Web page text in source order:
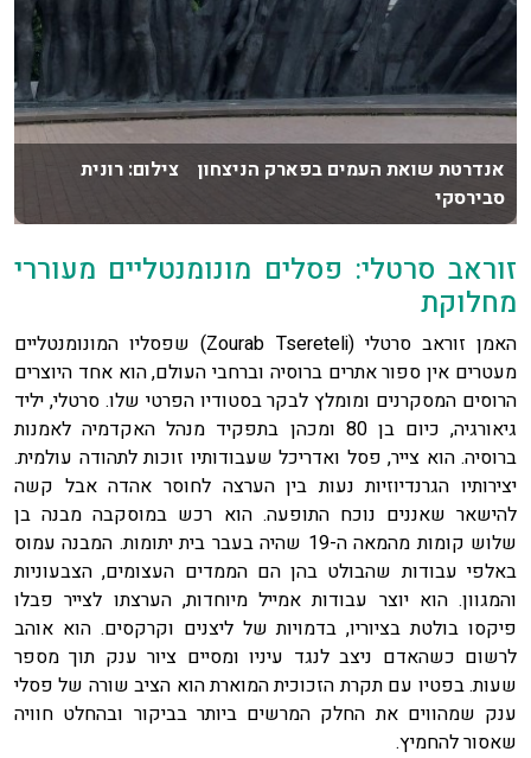
אנדרטת שואת העמים בפארק הניצחון צילום: רונית
סבירסקי
זוראב סרטלי: פסלים מונומנטליים מעוררי
מחלוקת
האמן זוראב סרטלי (Zourab Tsereteli) שפסליו המונומנטליים
מעטרים אין ספור אתרים ברוסיה וברחבי העולם, הוא אחד היוצרים
הרוסים המסקרנים ומומלץ לבקר בסטודיו הפרטי שלו. סרטלי, יליד
גיאורגיה, כיום בן 80 ומכהן בתפקיד מנהל האקדמיה לאמנות
ברוסיה. הוא צייר, פסל ואדריכל שעבודותיו זוכות לתהודה עולמית.
יצירותיו הגרנדיוזיות נעות בין הערצה לחוסר אהדה אבל קשה
להישאר שאננים נוכח התופעה. הוא רכש במוסקבה מבנה בן
שלוש קומות מהמאה ה-19 שהיה בעבר בית יתומות. המבנה עמוס
באלפי עבודות שהבולט בהן הם הממדים העצומים, הצבעוניות
והמגוון. הוא יוצר עבודות אמייל מיוחדות, הערצתו לצייר פבלו
פיקסו בולטת בציוריו, בדמויות של ליצנים וקרקסים. הוא אוהב
לרשום כשהאדם ניצב לנגד עיניו ומסיים ציור ענק תוך מספר
שעות. בפטיו עם תקרת הזכוכית המוארת הוא הציב שורה של פסלי
ענק שמהווים את החלק המרשים ביותר בביקור ובהחלט חוויה
שאסור להחמיץ.